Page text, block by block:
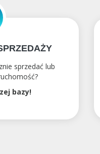
sprzedać lub
bazy!